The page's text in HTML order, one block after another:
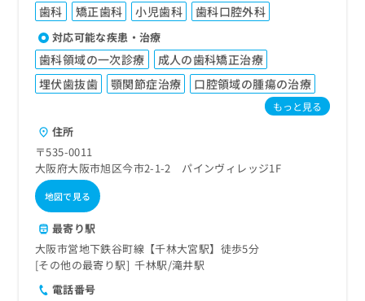
歯科 矯正歯科 小児歯科 歯科口腔外科
対応可能な疾患・治療
歯科領域の一次診療
成人の歯科矯正治療
埋伏歯抜歯
顎関節症治療 口腔領域の腫瘍の治療
もっと見る
住所
〒535-0011
大阪府大阪市旭区今市2-1-2 パインヴィレッジ1F
地図で見る
最寄り駅
大阪市営地下鉄谷町線【千林大宮駅】徒歩5分
その他の最寄り駅
千林駅 滝井駅
電話番号